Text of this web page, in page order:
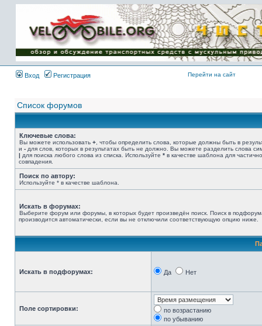
Имя пользователя:
Пароль:
{ LOG_ME_IN_SHORT
}
Вход
Регистрация Перейти на сайт
Список форумов
Ключевые слова:
Вы можете использовать + , чтобы определить слова, которые должны быть в
и - для слов, которых в результатах быть не должно. Вы можете разделить слова
| для поиска любого слова из списка. Используйте * в качестве шаблона для
совпадения.
Поиск по автору:
Используйте * в качестве шаблона.
Искать в форумах:
Выберите форум или форумы, в которых будет произведён поиск. Поиск в
производится автоматически, если вы не отключили соответствующую опцию ниже.
Искать в подфорумах: Да Нет
Поле сортировки:
по возрастанию
по убыванию